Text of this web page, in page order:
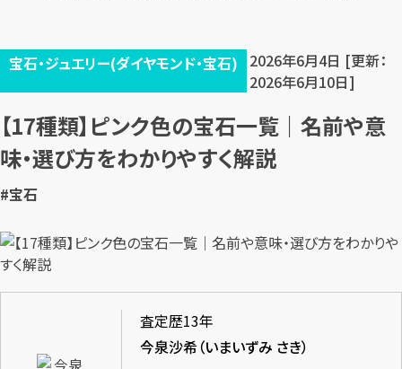
宝石・ジュエリー(ダイヤモンド・宝石)
2026年6月4日 [更新：
2026年6月10日]
【17種類】ピンク色の宝石一覧｜名前や意
味・選び方をわかりやすく解説
#宝石
査定歴13年
今泉沙希（いまいずみ さき）